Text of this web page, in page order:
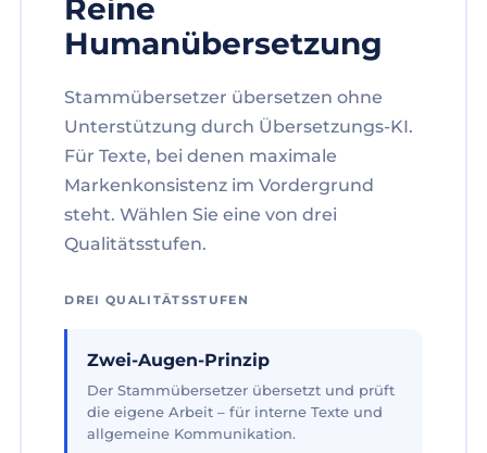
Reine
Humanübersetzung
Stammübersetzer übersetzen ohne
Unterstützung durch Übersetzungs-KI.
Für Texte, bei denen maximale
Markenkonsistenz im Vordergrund
steht. Wählen Sie eine von drei
Qualitätsstufen.
DREI QUALITÄTSSTUFEN
Zwei-Augen-Prinzip
Der Stammübersetzer übersetzt und prüft
die eigene Arbeit – für interne Texte und
allgemeine Kommunikation.